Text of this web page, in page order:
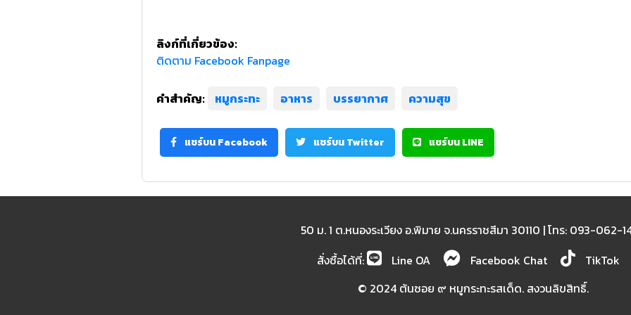
ลิงก์ที่เกี่ยวข้อง:
ติดตาม Facebook Fanpage
คำสำคัญ: หมูกระทะ อาหาร บรรยากาศ ความสุข
แชร์บน Facebook แชร์บน Twitter แชร์บน LINE
50 ม. 1 ต.หนองระเวียง อ.พิมาย จ.นครราชสีมา 30110 | โทร: 093-062-
สั่งซื้อได้ที่:
Line OA Facebook Chat
TikTok
© 2024 ต้นซอย ๙ หมูกระทะรสเด็ด. สงวนลิขสิทธิ์.